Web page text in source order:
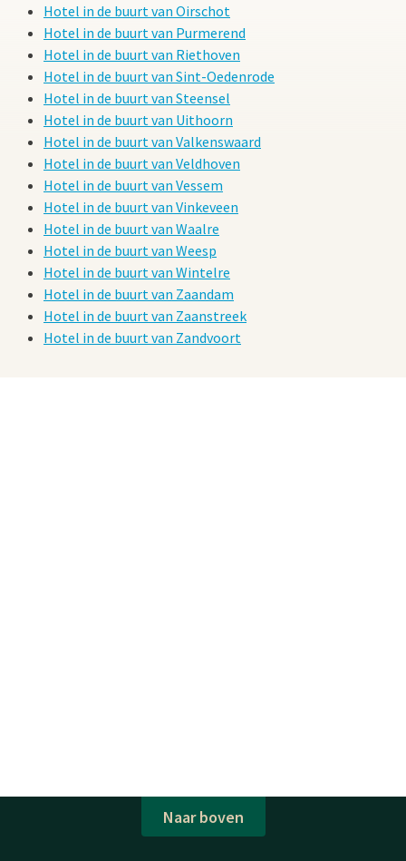
Hotel in de buurt van Oirschot
Hotel in de buurt van Purmerend
Hotel in de buurt van Riethoven
Hotel in de buurt van Sint-Oedenrode
Hotel in de buurt van Steensel
Hotel in de buurt van Uithoorn
Hotel in de buurt van Valkenswaard
Hotel in de buurt van Veldhoven
Hotel in de buurt van Vessem
Hotel in de buurt van Vinkeveen
Hotel in de buurt van Waalre
Hotel in de buurt van Weesp
Hotel in de buurt van Wintelre
Hotel in de buurt van Zaandam
Hotel in de buurt van Zaanstreek
Hotel in de buurt van Zandvoort
Naar boven